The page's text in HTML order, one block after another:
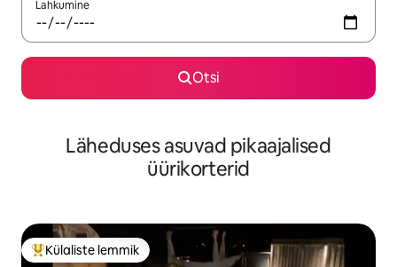
Lahkumine
Otsi
Läheduses asuvad pikaajalised
üürikorterid
Külaliste suur lemmik
Külaliste lemmik